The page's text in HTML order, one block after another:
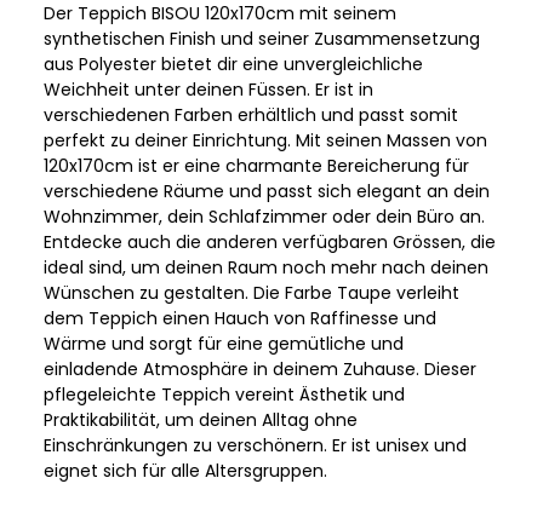
Der Teppich BISOU 120x170cm mit seinem
synthetischen Finish und seiner Zusammensetzung
aus Polyester bietet dir eine unvergleichliche
Weichheit unter deinen Füssen. Er ist in
verschiedenen Farben erhältlich und passt somit
perfekt zu deiner Einrichtung. Mit seinen Massen von
120x170cm ist er eine charmante Bereicherung für
verschiedene Räume und passt sich elegant an dein
Wohnzimmer, dein Schlafzimmer oder dein Büro an.
Entdecke auch die anderen verfügbaren Grössen, die
ideal sind, um deinen Raum noch mehr nach deinen
Wünschen zu gestalten. Die Farbe Taupe verleiht
dem Teppich einen Hauch von Raffinesse und
Wärme und sorgt für eine gemütliche und
einladende Atmosphäre in deinem Zuhause. Dieser
pflegeleichte Teppich vereint Ästhetik und
Praktikabilität, um deinen Alltag ohne
Einschränkungen zu verschönern. Er ist unisex und
eignet sich für alle Altersgruppen.